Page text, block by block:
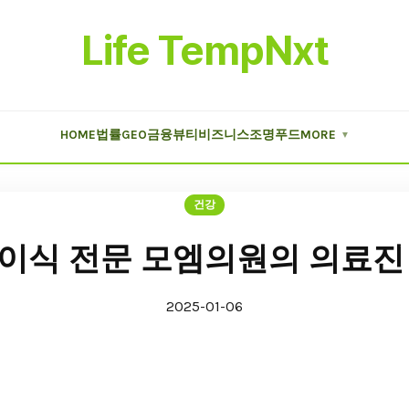
Life TempNxt
HOME법률GEO금융뷰티 비즈니스조명푸드MORE ▼
건강
식 전문 모엠의원의 의료
2025-01-06